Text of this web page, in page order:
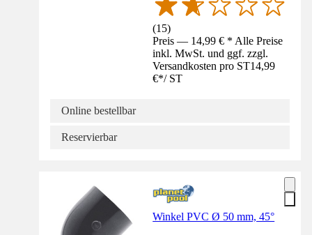
(15)
Preis — 14,99 € * Alle Preise
inkl. MwSt. und ggf. zzgl.
Versandkosten pro ST14,99
€*/ ST
Online bestellbar
Reservierbar
Winkel PVC Ø 50 mm, 45°